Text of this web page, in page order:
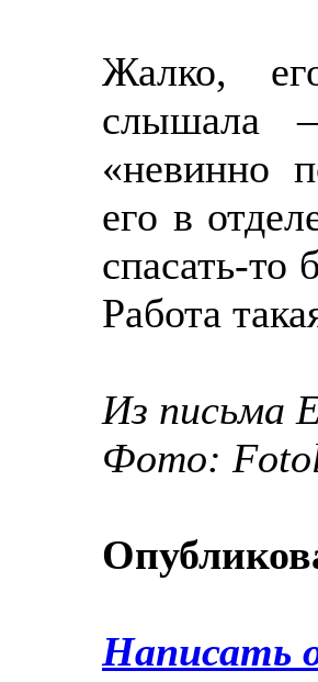
Жалко,
слышала
«невинно
его в
спасать-то
Работа
Из письма
Фото:
Написать